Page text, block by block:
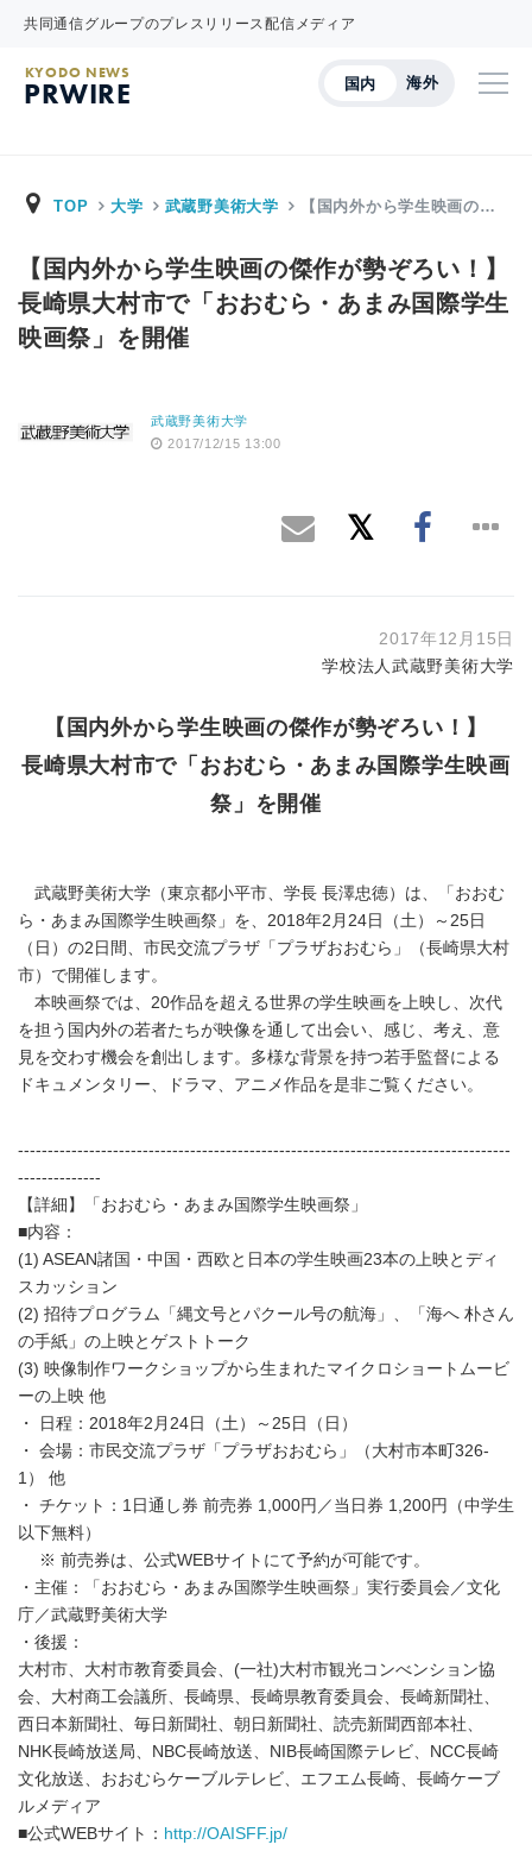
共同通信グループのプレスリリース配信メディア
国内 海外
KYODO NEWS
PRWIRE
TOP 大学 武蔵野美術大学 【国内外から学生映画の…
【国内外から学生映画の傑作が勢ぞろい！】
長崎県大村市で「おおむら・あまみ国際学生
映画祭」を開催
武蔵野美術大学
2017/12/15 13:00
2017年12月15日
学校法人武蔵野美術大学
【国内外から学生映画の傑作が勢ぞろい！】
長崎県大村市で「おおむら・あまみ国際学生映画
祭」を開催
武蔵野美術大学（東京都小平市、学長 長澤忠徳）は、「おおむ
ら・あまみ国際学生映画祭」を、2018年2月24日（土）～25日
（日）の2日間、市民交流プラザ「プラザおおむら」（長崎県大村
市）で開催します。
本映画祭では、20作品を超える世界の学生映画を上映し、次代
を担う国内外の若者たちが映像を通して出会い、感じ、考え、意
見を交わす機会を創出します。多様な背景を持つ若手監督による
ドキュメンタリー、ドラマ、アニメ作品を是非ご覧ください。
-----------------------------------------------------------------------------------
--------------
【詳細】「おおむら・あまみ国際学生映画祭」
■内容：
(1) ASEAN諸国・中国・西欧と日本の学生映画23本の上映とディ
スカッション
(2) 招待プログラム「縄文号とパクール号の航海」、「海へ 朴さん
の手紙」の上映とゲストトーク
(3) 映像制作ワークショップから生まれたマイクロショートムービ
ーの上映 他
・ 日程：2018年2月24日（土）～25日（日）
・ 会場：市民交流プラザ「プラザおおむら」（大村市本町326-
1） 他
・ チケット：1日通し券 前売券 1,000円／当日券 1,200円（中学生
以下無料）
※ 前売券は、公式WEBサイトにて予約が可能です。
・主催：「おおむら・あまみ国際学生映画祭」実行委員会／文化
庁／武蔵野美術大学
・後援：
大村市、大村市教育委員会、(一社)大村市観光コンべンション協
会、大村商工会議所、長崎県、長崎県教育委員会、長崎新聞社、
西日本新聞社、毎日新聞社、朝日新聞社、読売新聞西部本社、
NHK長崎放送局、NBC長崎放送、NIB長崎国際テレビ、NCC長崎
文化放送、おおむらケーブルテレビ、エフエム長崎、長崎ケーブ
ルメディア
■公式WEBサイト： http://OAISFF.jp/